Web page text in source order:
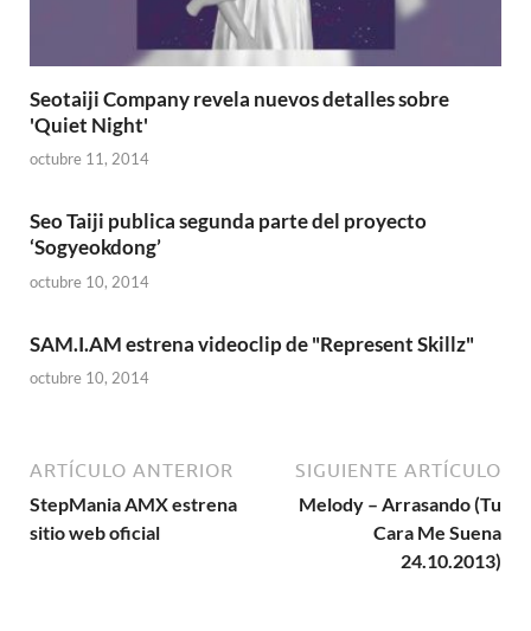
Seotaiji Company revela nuevos detalles sobre
'Quiet Night'
octubre 11, 2014
Seo Taiji publica segunda parte del proyecto
‘Sogyeokdong’
octubre 10, 2014
SAM.I.AM estrena videoclip de "Represent Skillz"
octubre 10, 2014
ARTÍCULO ANTERIOR
StepMania AMX estrena
sitio web oficial
SIGUIENTE ARTÍCULO
Melody – Arrasando (Tu
Cara Me Suena
24.10.2013)